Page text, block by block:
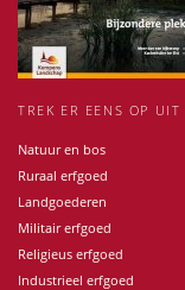
TREK ER EENS OP UIT
Natuur en bos
Ruraal erfgoed
Landgoederen
Militair erfgoed
Religieus erfgoed
Industrieel erfgoed